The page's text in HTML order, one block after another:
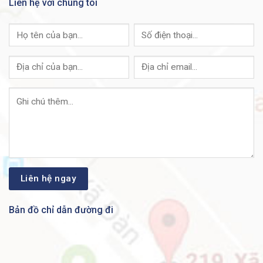
Trả lời:ANBINHNET ™
trên khắp đất nước, chúng tôi luôn đảm bảo hàng hoá
có sẵn kho với số lượng lớn để luôn luôn sẵn sàng
phục vụ quý khách hàng. Luôn sẵn sàng để cung cấp
cho hệ thống của quý khách hàng sản phẩm chất
cũng như nguồn gốc hàng hoá. Do đó, chúng tôi cam
kết cung cấp đầy đủ các loại giấy tờ như Chứng nhận
xuất xứ, tờ khai hải quan…cho khách hàng trong quá
Giao Hàng Toàn Quốc Không?
Liên hệ với chúng tôi
Bản đồ chỉ dẫn đường đi